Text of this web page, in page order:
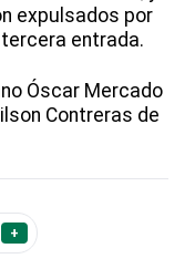
expulsados por
entrada.
Óscar Mercado
Contreras de
+